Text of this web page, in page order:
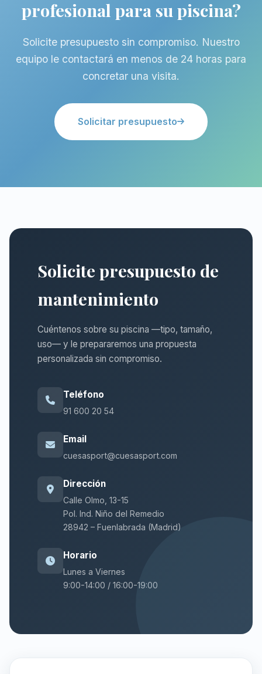
profesional para su piscina?
Solicite presupuesto sin compromiso. Nuestro
equipo le contactará en menos de 24 horas para
concretar una visita.
Solicitar presupuesto
Solicite presupuesto de
mantenimiento
Cuéntenos sobre su piscina —tipo, tamaño,
uso— y le prepararemos una propuesta
personalizada sin compromiso.
Teléfono
91 600 20 54
Email
cuesasport@cuesasport.com
Dirección
Calle Olmo, 13-15
Pol. Ind. Niño del Remedio
28942 – Fuenlabrada (Madrid)
Horario
Lunes a Viernes
9:00-14:00 / 16:00-19:00